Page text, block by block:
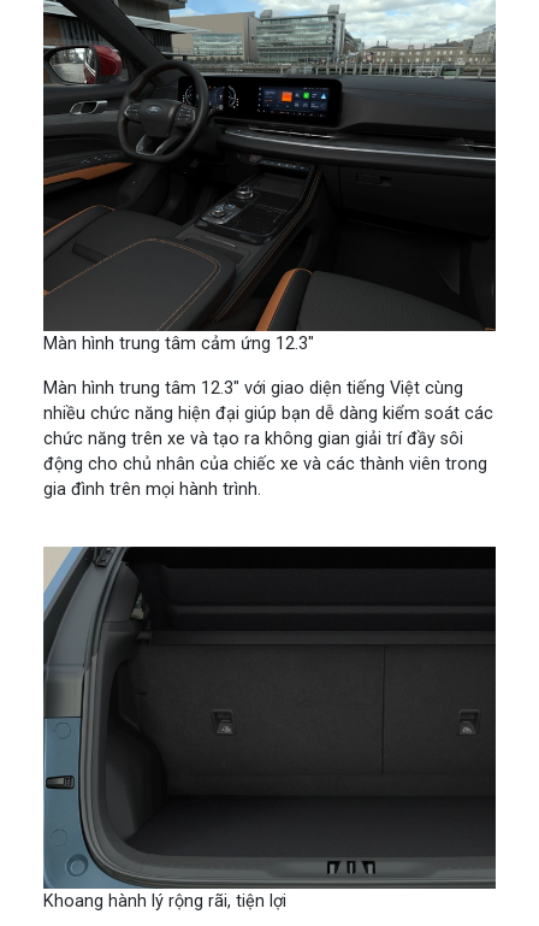
Màn hình trung tâm cảm ứng 12.3″
Màn hình trung tâm 12.3″ với giao diện tiếng Việt cùng
nhiều chức năng hiện đại giúp bạn dễ dàng kiểm soát các
chức năng trên xe và tạo ra không gian giải trí đầy sôi
động cho chủ nhân của chiếc xe và các thành viên trong
gia đình trên mọi hành trình.
Khoang hành lý rộng rãi, tiện lợi